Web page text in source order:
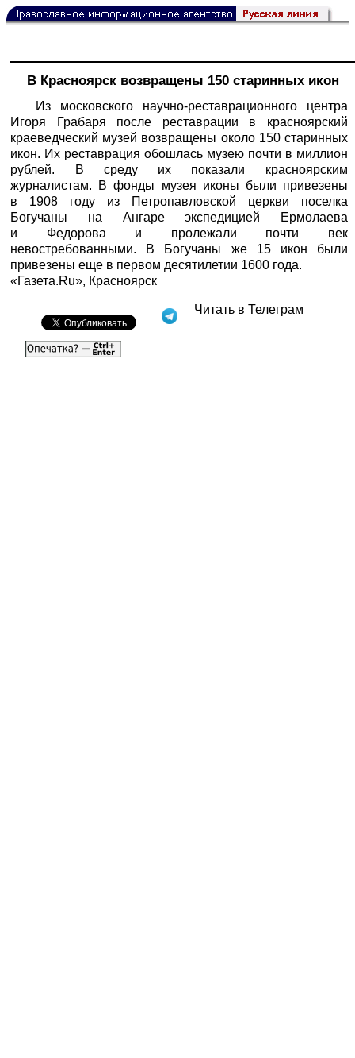
В Красноярск возвращены 150 старинных икон
Из московского научно-реставрационного центра
Игоря Грабаря после реставрации в красноярский
краеведческий музей возвращены около 150 старинных
икон. Их реставрация обошлась музею почти в миллион
рублей. В среду их показали красноярским
журналистам. В фонды музея иконы были привезены
в 1908 году из Петропавловской церкви поселка
Богучаны на Ангаре экспедицией Ермолаева
и Федорова и пролежали почти век
невостребованными. В Богучаны же 15 икон были
привезены еще в первом десятилетии 1600 года.
«Газета.Ru», Красноярск
Читать в Телеграм